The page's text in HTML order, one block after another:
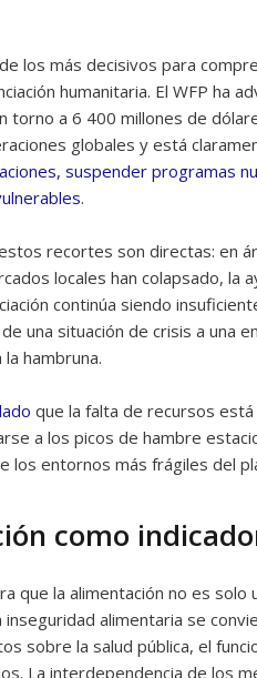
los más decisivos para
humanitaria. El WFP ha
torno a 6 400 millones de
globales y está
suspender programas
.
recortes son directas: en
locales han colapsado, la
continúa siendo
una situación de crisis a una
hambruna.
que la falta de recursos
a los picos de hambre
los entornos más frágiles del
como
que la alimentación no es solo
inseguridad alimentaria se
sobre la salud pública, el
La interdependencia de los